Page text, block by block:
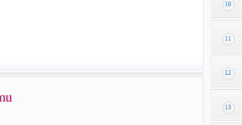
10
11
12
13